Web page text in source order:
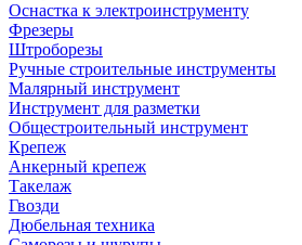
Оснастка к электроинструменту
Фрезеры
Штроборезы
Ручные строительные инструменты
Малярный инструмент
Инструмент для разметки
Общестроительный инструмент
Крепеж
Анкерный крепеж
Такелаж
Гвозди
Дюбельная техника